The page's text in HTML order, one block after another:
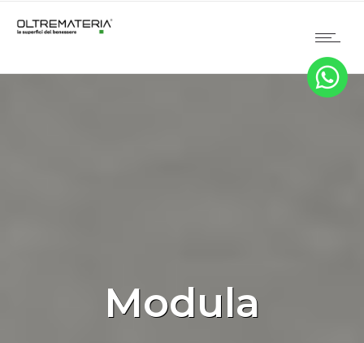
Modula